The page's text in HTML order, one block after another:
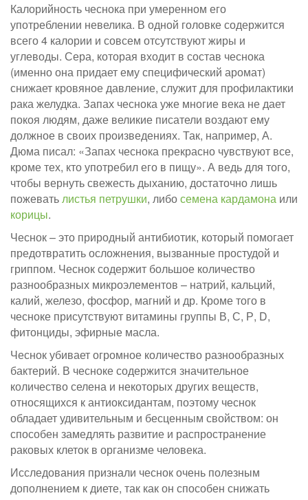
Калорийность чеснока при умеренном его
употреблении невелика. В одной головке содержится
всего 4 калории и совсем отсутствуют жиры и
углеводы. Сера, которая входит в состав чеснока
(именно она придает ему специфический аромат)
снижает кровяное давление, служит для профилактики
рака желудка. Запах чеснока уже многие века не дает
покоя людям, даже великие писатели воздают ему
должное в своих произведениях. Так, например, А.
Дюма писал: «Запах чеснока прекрасно чувствуют все,
кроме тех, кто употребил его в пищу». А ведь для того,
чтобы вернуть свежесть дыханию, достаточно лишь
пожеватьлистья петрушки, либосемена кардамона или
корицы.
Чеснок – это природный антибиотик, который помогает
предотвратить осложнения, вызванные простудой и
гриппом. Чеснок содержит большое количество
разнообразных микроэлементов – натрий, кальций,
калий, железо, фосфор, магний и др. Кроме того в
чесноке присутствуют витамины группы В, С, Р, D,
фитонциды, эфирные масла.
Чеснок убивает огромное количество разнообразных
бактерий. В чесноке содержится значительное
количество селена и некоторых других веществ,
относящихся к антиоксидантам, поэтому чеснок
обладает удивительным и бесценным свойством: он
способен замедлять развитие и распространение
раковых клеток в организме человека.
Исследования признали чеснок очень полезным
дополнением к диете, так как он способен снижать